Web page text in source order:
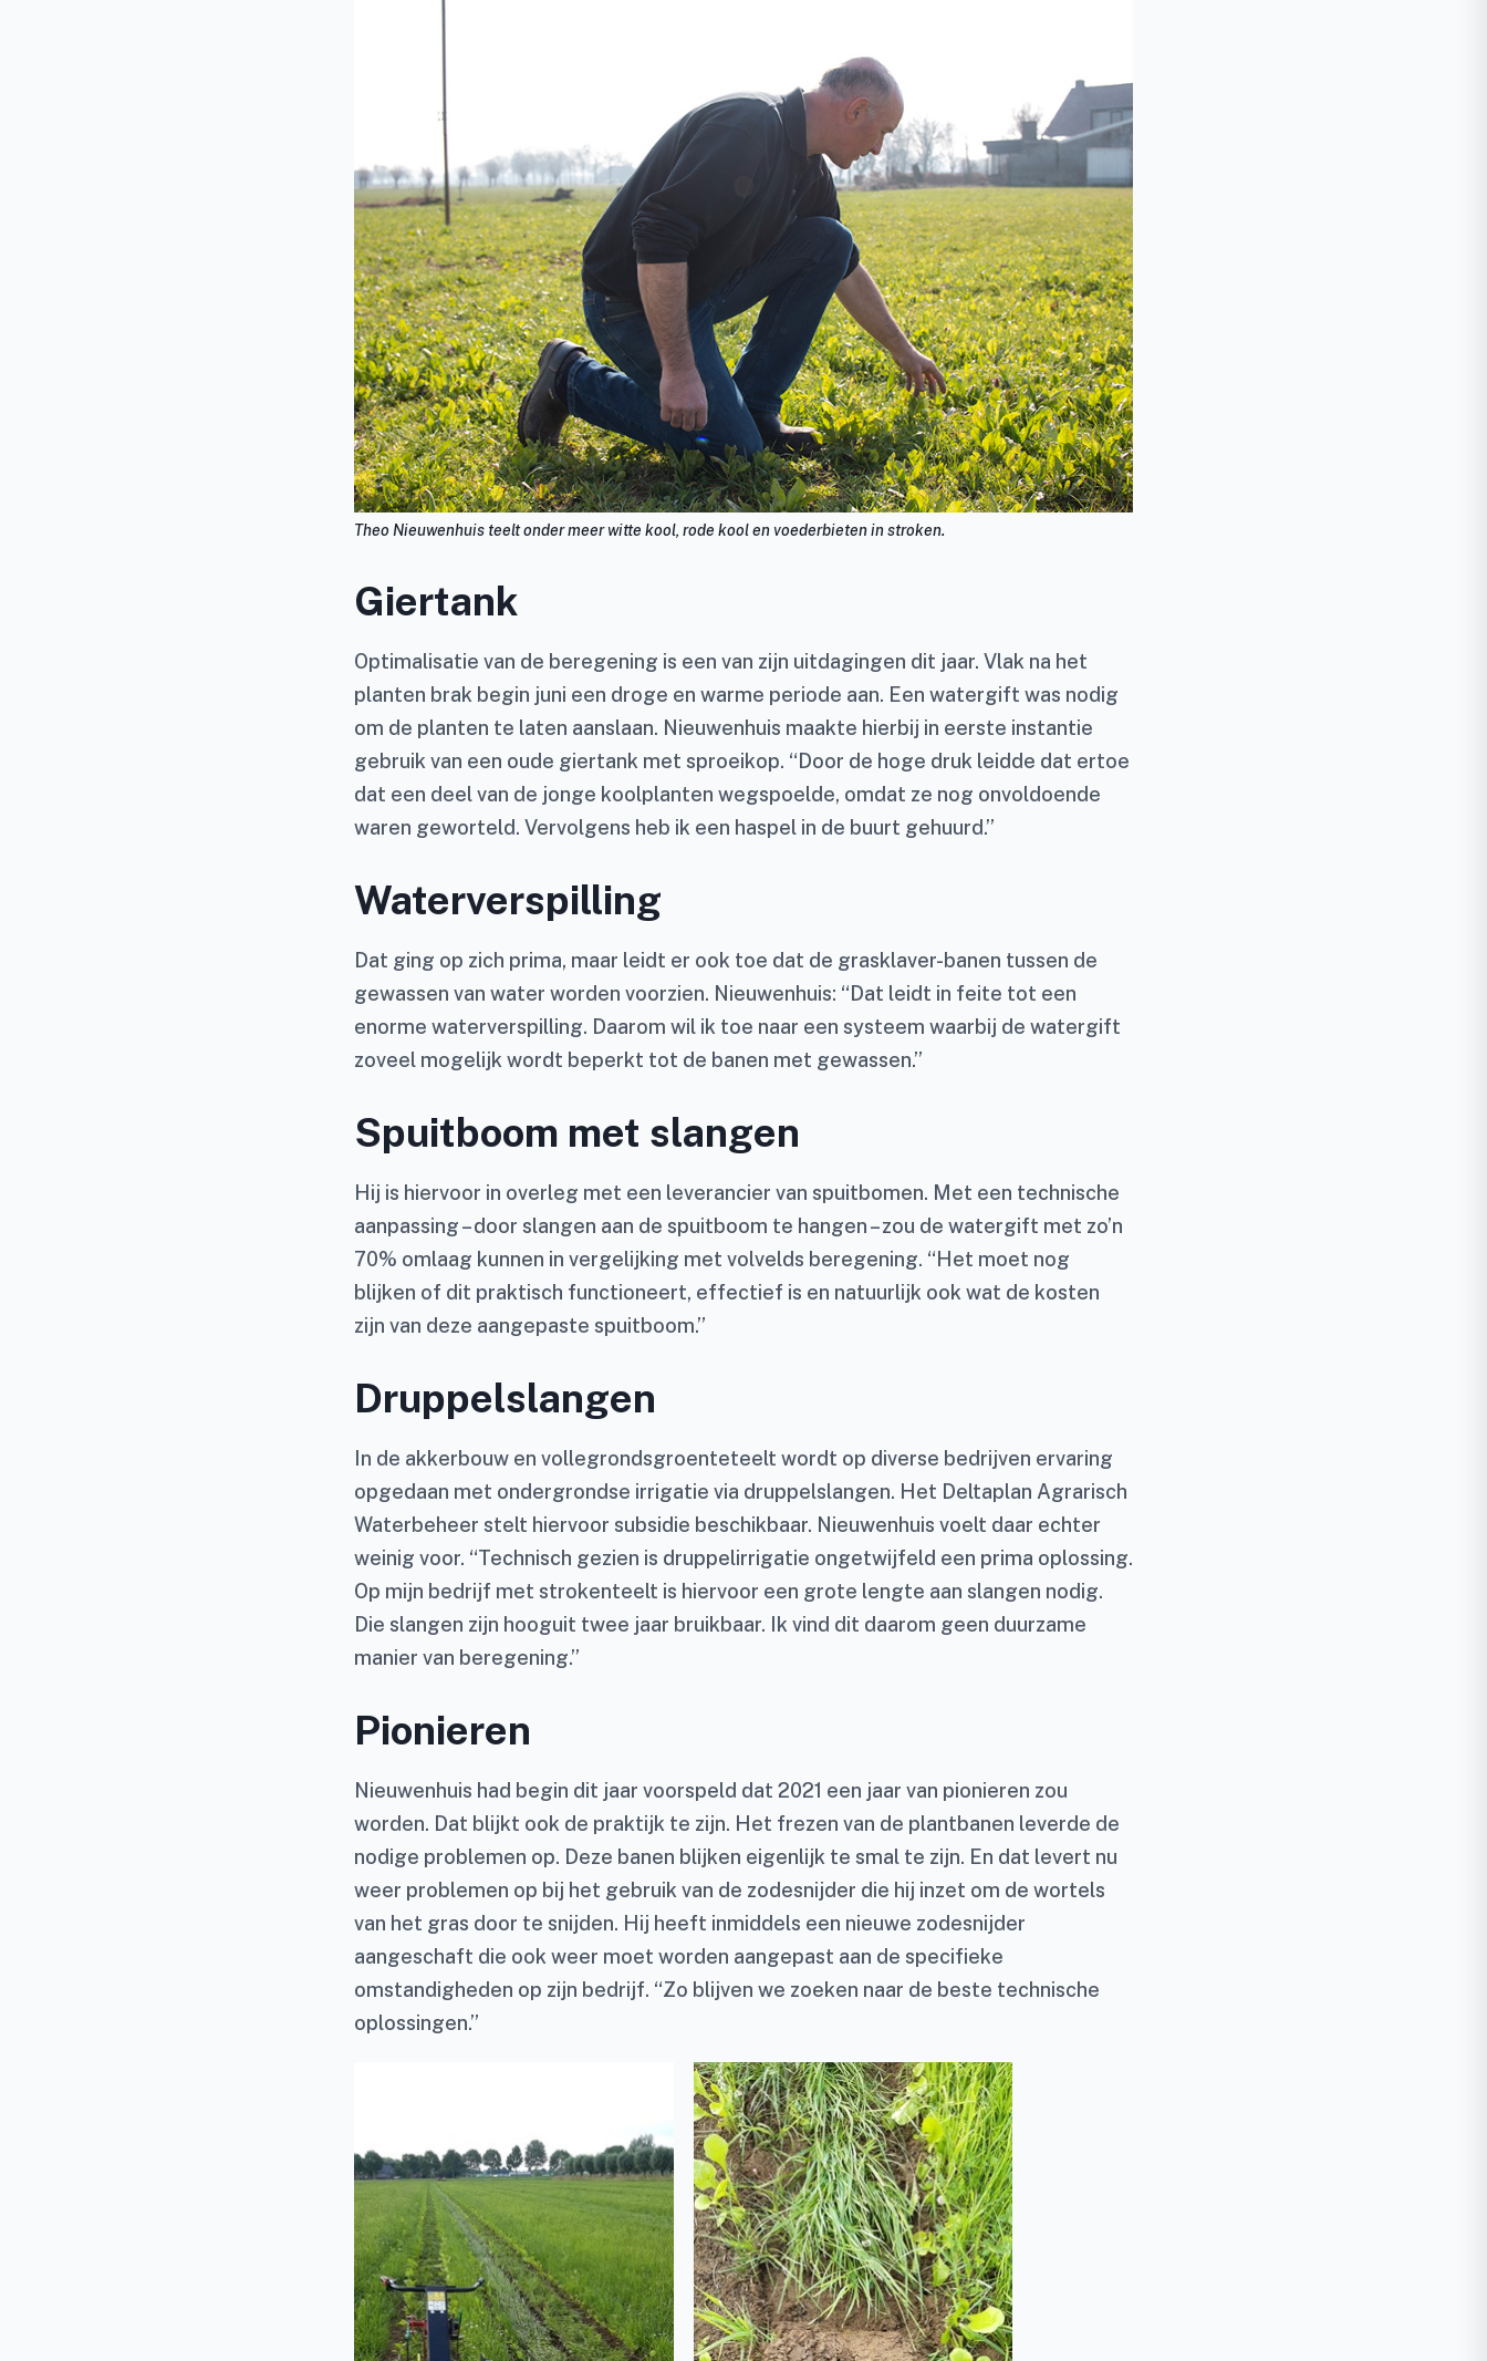
Theo Nieuwenhuis teelt onder meer witte kool, rode kool en voederbieten in stroken.
Giertank
Optimalisatie van de beregening is een van zijn uitdagingen dit jaar. Vlak na het
planten brak begin juni een droge en warme periode aan. Een watergift was nodig
om de planten te laten aanslaan. Nieuwenhuis maakte hierbij in eerste instantie
gebruik van een oude giertank met sproeikop. “Door de hoge druk leidde dat ertoe
dat een deel van de jonge koolplanten wegspoelde, omdat ze nog onvoldoende
waren geworteld. Vervolgens heb ik een haspel in de buurt gehuurd.”
Waterverspilling
Dat ging op zich prima, maar leidt er ook toe dat de grasklaver-banen tussen de
gewassen van water worden voorzien. Nieuwenhuis: “Dat leidt in feite tot een
enorme waterverspilling. Daarom wil ik toe naar een systeem waarbij de watergift
zoveel mogelijk wordt beperkt tot de banen met gewassen.”
Spuitboom met slangen
Hij is hiervoor in overleg met een leverancier van spuitbomen. Met een technische
aanpassing – door slangen aan de spuitboom te hangen – zou de watergift met zo’n
70% omlaag kunnen in vergelijking met volvelds beregening. “Het moet nog
blijken of dit praktisch functioneert, effectief is en natuurlijk ook wat de kosten
zijn van deze aangepaste spuitboom.”
Druppelslangen
In de akkerbouw en vollegrondsgroenteteelt wordt op diverse bedrijven ervaring
opgedaan met ondergrondse irrigatie via druppelslangen. Het Deltaplan Agrarisch
Waterbeheer stelt hiervoor subsidie beschikbaar. Nieuwenhuis voelt daar echter
weinig voor. “Technisch gezien is druppelirrigatie ongetwijfeld een prima oplossing.
Op mijn bedrijf met strokenteelt is hiervoor een grote lengte aan slangen nodig.
Die slangen zijn hooguit twee jaar bruikbaar. Ik vind dit daarom geen duurzame
manier van beregening.”
Pionieren
Nieuwenhuis had begin dit jaar voorspeld dat 2021 een jaar van pionieren zou
worden. Dat blijkt ook de praktijk te zijn. Het frezen van de plantbanen leverde de
nodige problemen op. Deze banen blijken eigenlijk te smal te zijn. En dat levert nu
weer problemen op bij het gebruik van de zodesnijder die hij inzet om de wortels
van het gras door te snijden. Hij heeft inmiddels een nieuwe zodesnijder
aangeschaft die ook weer moet worden aangepast aan de specifieke
omstandigheden op zijn bedrijf. “Zo blijven we zoeken naar de beste technische
oplossingen.”